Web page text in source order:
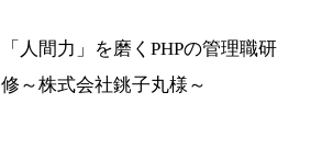
「人間力」を磨くPHPの管理職研
修～株式会社銚子丸様～